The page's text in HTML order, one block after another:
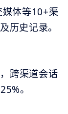
体等10+渠
历史记录。
跨渠道会话
。